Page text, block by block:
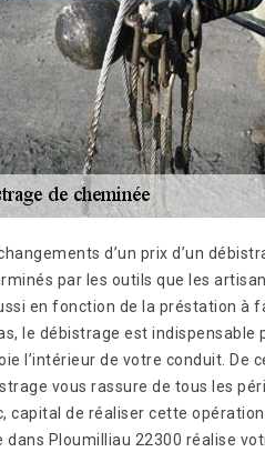
d’un prix d’un
par les outils que les
en fonction de la préstation à
le débistrage est indispensable
l’intérieur de votre conduit. De
vous rassure de tous les
capital de réaliser cette
dans Ploumilliau 22300 réalise